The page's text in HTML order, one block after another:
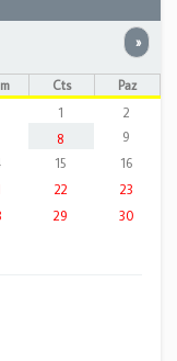
»
Cts
Paz
1
2
8
9
15
16
22
23
29
30